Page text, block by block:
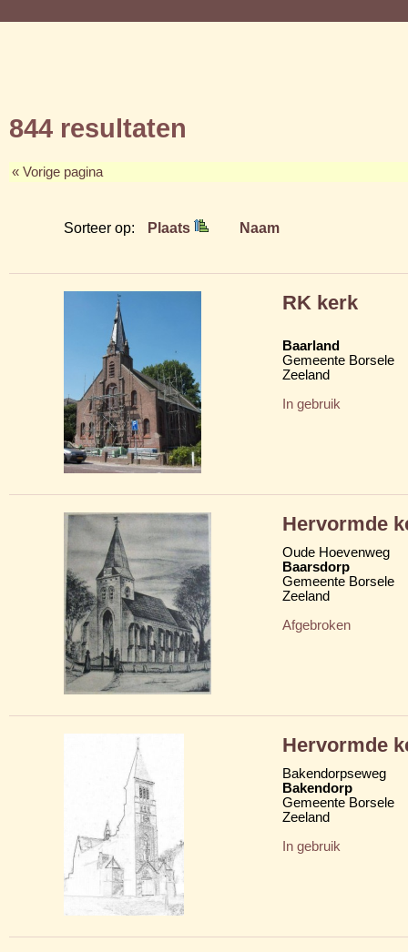
844 resultaten
« Vorige pagina
Sorteer op: Plaats Naam
RK kerk
Baarland
Gemeente Borsele
Zeeland
In gebruik
Hervormde
Oude Hoevenweg
Baarsdorp
Gemeente Borsele
Zeeland
Afgebroken
Hervormde
Bakendorpseweg
Bakendorp
Gemeente Borsele
Zeeland
In gebruik